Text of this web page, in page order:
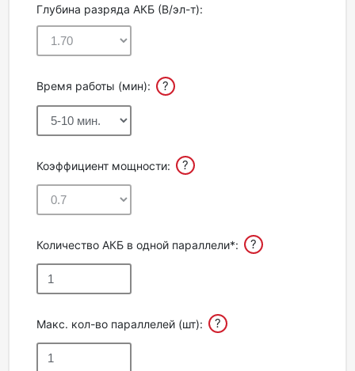
Глубина разряда АКБ (В/эл-т):
Время работы (мин): ?
Коэффициент мощности: ?
Количество АКБ в одной параллели*: ?
Макс. кол-во параллелей (шт): ?